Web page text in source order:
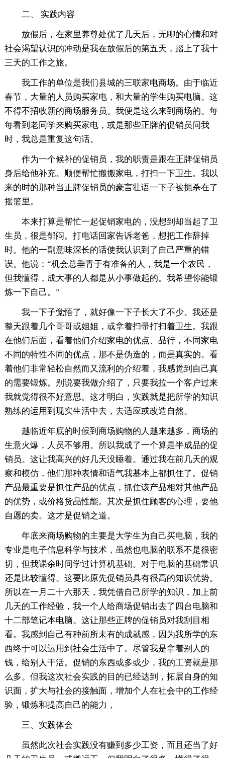
二、 实践内容
放假后，在家里养尊处优了几天后，无聊的心情和对
社会渴望认识的冲动是我在放假后的第五天，踏上了我十
三天的工作之旅。
我工作的单位是我们县城的三联家电商场。由于临近
春节，大量的人员购买家电，和大量的学生购买电脑。这
不得不招收新的商场服务员。我便是这么来到商场的。每
每看到老同学来购买家电，或是那些正牌的促销员问我
时，我总是重复这句话。
作为一个候补的促销员，我的职责是跟在正牌促销员
身后给他补充。顺便帮忙搬搬家电，打扫一下卫生。我以
来的时的那种当正牌促销员的豪言壮语一下子被扼杀在了
摇篮里。
本来打算是帮忙一起促销家电的，没想到却当起了卫
生员，很是郁闷。打电话回家告诉老爸，想把工作辞掉
时。他的一副意味深长的话使我认识到了自己严重的错
误。他说：“机会总垂青于有准备的人，我是一个农民，
但我懂得，成大事的人都是从小事做起的。我希望你能锻
炼一下自己。”
我一下子觉悟了，就好像一下子长大了不少。我还是
整天跟着几个哥哥或姐姐，或拿着扫帚打扫着卫生。我跟
在他们后面，看着他们介绍家电的优点、品行，不同家电
不同的特性不同的优点，那不是伪造的，而是真实的。看
着他们非常轻松自然而又流利的介绍着，我感觉到自己真
的需要锻炼。别说要我做介绍了，只要我拉一个客户过来
我就觉得很不好意思。这才明白，实践就是把所学的知识
熟练的运用到现实生活中去，去适应或改造自然。
越临近年底的时候到商场购物的人越来越多，商场的
生意火爆，人员不够用。所以我成了一个算是半成品的促
销员。这让我高兴的好几天没睡着。通过我在前几天的观
察和模仿，他们那种表情和语气我基本上都抓住了。促销
产品最重要是抓住产品的优点，抓住该产品相对其他产品
的优势，或价格货品性能。其次是抓住顾客的心理，要他
自愿的卖。这才是促销之道。
年底来商场购物的主要是大学生为自己买电脑，我的
专业是电子信息科学与技术，虽然也电脑的联系不是很密
切，但我课余时间学过计算机基础。对于电脑的基础常识
还是比较懂得。这要比原先促销员具有很高的知识优势。
所以在一月二十六那天，我凭借自己所学的知识，加上前
几天的工作经验，我一个人给商场促销出去了四台电脑和
十二部笔记本电脑。这让那些正牌的促销员对我刮目相
看。我感到自己有种前所未有的成就感，因为我所学的东
西终于可以运用到社会生活中了。尽管我是拿着别人的
钱，给别人干活。促销的东西或多或少，我的工资就是那
么多。但我这次社会实践的目的已经达到，拓展自身的知
识面，扩大与社会的接触面，增加个人在社会中的工作经
验，锻炼和提高自己的能力，
三、实践体会
虽然此次社会实践没有赚到多少工资，而且还当了好